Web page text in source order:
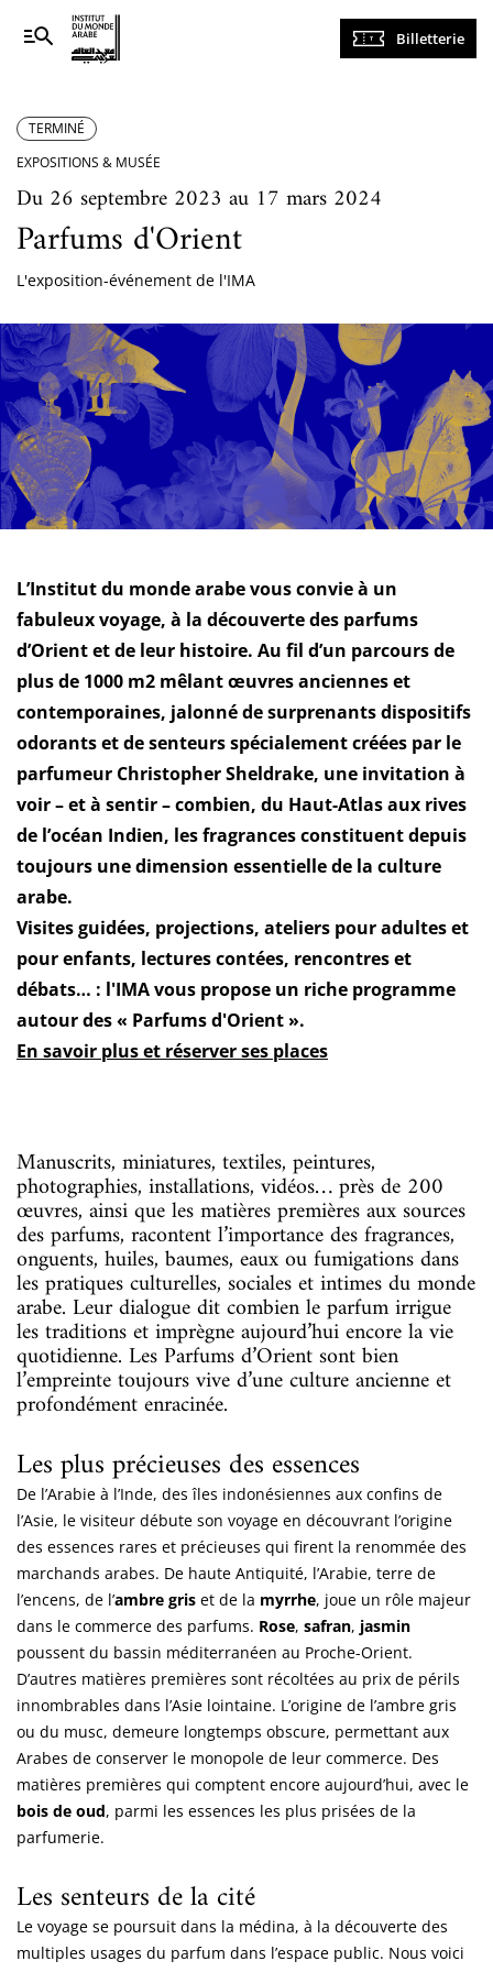
Navigation
principale
Billetterie
TERMINÉ
EXPOSITIONS & MUSÉE
Du 26 septembre 2023 au 17 mars 2024
Parfums d'Orient
L'exposition-événement de l'IMA
L’Institut du monde arabe vous convie à un
fabuleux voyage, à la découverte des parfums
d’Orient et de leur histoire. Au fil d’un parcours de
plus de 1000 m2 mêlant œuvres anciennes et
contemporaines, jalonné de surprenants dispositifs
odorants et de senteurs spécialement créées par le
parfumeur Christopher Sheldrake, une invitation à
voir – et à sentir – combien, du Haut-Atlas aux rives
de l’océan Indien, les fragrances constituent depuis
toujours une dimension essentielle de la culture
arabe.
Visites guidées, projections, ateliers pour adultes et
pour enfants, lectures contées, rencontres et
débats… : l'IMA vous propose un riche programme
autour des « Parfums d'Orient ».
En savoir plus et réserver ses places
Manuscrits, miniatures, textiles, peintures,
photographies, installations, vidéos… près de 200
œuvres, ainsi que les matières premières aux sources
des parfums, racontent l’importance des fragrances,
onguents, huiles, baumes, eaux ou fumigations dans
les pratiques culturelles, sociales et intimes du monde
arabe. Leur dialogue dit combien le parfum irrigue
les traditions et imprègne aujourd’hui encore la vie
quotidienne. Les Parfums d’Orient sont bien
l’empreinte toujours vive d’une culture ancienne et
profondément enracinée.
Les plus précieuses des essences
De l’Arabie à l’Inde, des îles indonésiennes aux confins de
l’Asie, le visiteur débute son voyage en découvrant l’origine
des essences rares et précieuses qui firent la renommée des
marchands arabes. De haute Antiquité, l’Arabie, terre de
l’encens, de l’ambre gris et de la myrrhe, joue un rôle majeur
dans le commerce des parfums. Rose, safran, jasmin
poussent du bassin méditerranéen au Proche-Orient.
D’autres matières premières sont récoltées au prix de périls
innombrables dans l’Asie lointaine. L’origine de l’ambre gris
ou du musc, demeure longtemps obscure, permettant aux
Arabes de conserver le monopole de leur commerce. Des
matières premières qui comptent encore aujourd’hui, avec le
bois de oud, parmi les essences les plus prisées de la
parfumerie.
Les senteurs de la cité
Le voyage se poursuit dans la médina, à la découverte des
multiples usages du parfum dans l’espace public. Nous voici